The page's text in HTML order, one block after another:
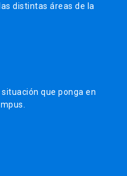
distintas áreas de la
que ponga en